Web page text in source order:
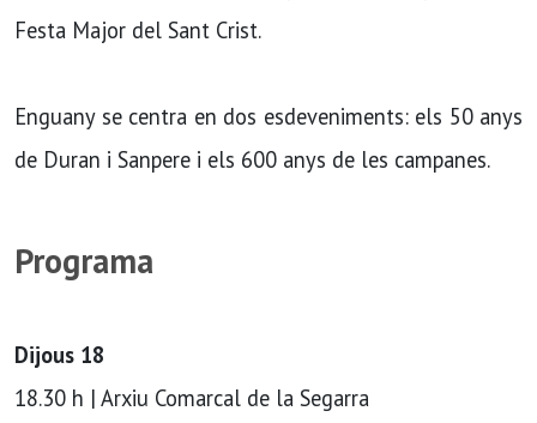
Festa Major del Sant Crist.
Enguany se centra en dos esdeveniments: els 50 anys
de Duran i Sanpere i els 600 anys de les campanes.
Programa
Dijous 18
18.30 h | Arxiu Comarcal de la Segarra